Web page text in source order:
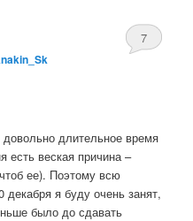
7
длительное время
есть веская причина –
ее). Поэтому всю
я буду очень занят,
было до сдавать